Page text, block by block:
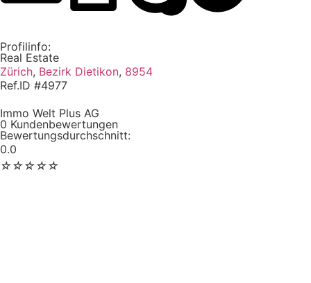
Profilinfo:
Real Estate
Zürich, Bezirk Dietikon, 8954
Ref.ID #4977
Immo Welt Plus AG
0 Kundenbewertungen
Bewertungsdurchschnitt:
0.0
☆☆☆☆☆